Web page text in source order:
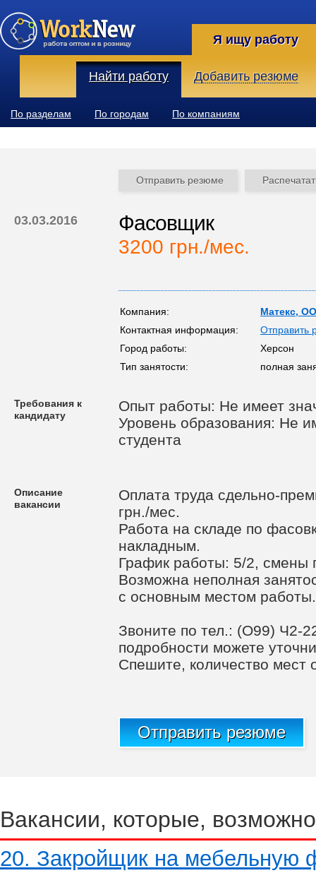
Я ищу работу
Найти работу Добавить резюме
По разделам По городам По компаниям
Отправить резюме
03.03.2016 Фасовщик
3200 грн./мес.
Компания:
Матекс,
Контактная информация:
Отправить
Город работы:
Херсон
Тип занятости:
полная
Требования к
кандидату
Опыт работы: Не имеет
Уровень образования: Не
студента
Описание
вакансии
Оплата труда сдельно-
грн./мес.
Работа на складе по
накладным.
График работы: 5/2, смены
Возможна неполная
с основным местом работы.
Звоните по тел.: (О99) Ч2-
подробности можете
Спешите, количество мест
Отправить резюме
Вакансии, которые,
20. Закройщик на мебельную